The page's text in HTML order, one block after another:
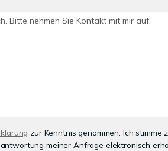
zur Kenntnis genommen. Ich stimme
meiner Anfrage elektronisch